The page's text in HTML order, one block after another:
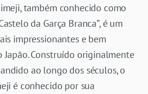
também conhecido como
da Garça Branca”, é um
impressionantes e bem
Japão. Construído originalmente
ao longo dos séculos, o
é conhecido por sua